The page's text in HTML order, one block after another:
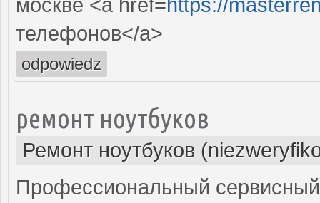
москве <a href=https://
телефонов</a>
odpowiedz
ремонт ноутбуков
Ремонт ноутбуков
Профессиональный